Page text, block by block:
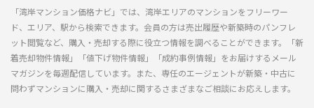
「湾岸マンション価格ナビ」では、湾岸エリアのマンションをフリーワー
ド、エリア、駅から検索できます。会員の方は売出履歴や新築時のパンフレ
ット閲覧など、購入・売却する際に役立つ情報を調べることができます。「新
着売却物件情報」「値下げ物件情報」「成約事例情報」をお届けするメール
マガジンを毎週配信しています。また、専任のエージェントが新築・中古に
問わずマンションに購入・売却に関するさまざまなご相談にお応えします。